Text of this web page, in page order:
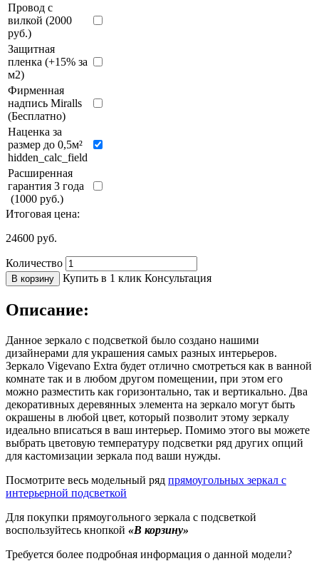
Провод с
вилкой (2000
руб.)
Защитная
пленка (+15% за
м2)
Фирменная
надпись Miralls
(Бесплатно)
Наценка за
размер до 0,5м²
hidden_calc_field
Расширенная
гарантия 3 года
(1000 руб.)
Итоговая цена:
24600 руб.
Количество
В корзину Купить в 1 клик Консультация
Описание:
Данное зеркало с подсветкой было создано нашими
дизайнерами для украшения самых разных интерьеров.
Зеркало Vigevano Extra будет отлично смотреться как в ванной
комнате так и в любом другом помещении, при этом его
можно разместить как горизонтально, так и вертикально. Два
декоративных деревянных элемента на зеркало могут быть
окрашены в любой цвет, который позволит этому зеркалу
идеально вписаться в ваш интерьер. Помимо этого вы можете
выбрать цветовую температуру подсветки ряд других опций
для кастомизации зеркала под ваши нужды.
Посмотрите весь модельный ряд прямоугольных зеркал с
интерьерной подсветкой
Для покупки прямоугольного зеркала с подсветкой
воспользуйтесь кнопкой «В корзину»
Требуется более подробная информация о данной модели?